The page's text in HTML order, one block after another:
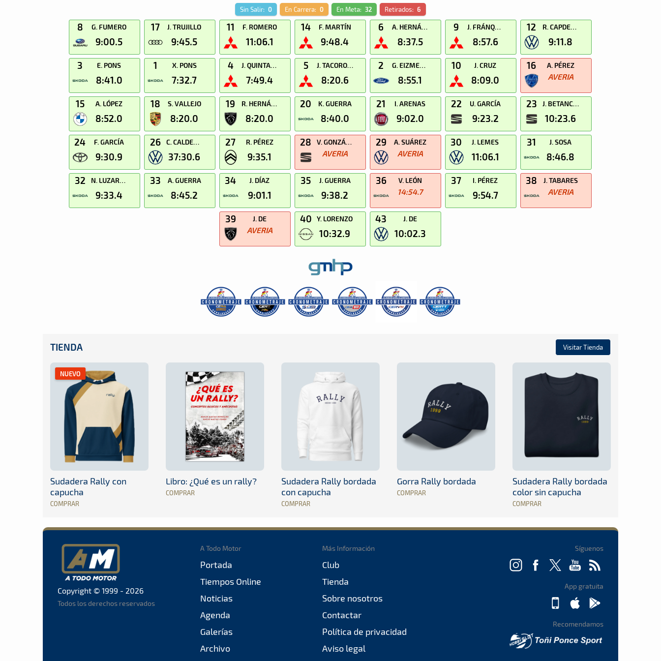
Sin Salir: 0 En Carrera: 0 En Meta: 32 Retirados: 6
8 G. FUMERO
9:00.5
17 J. TRUJILLO
9:45.5
11 F. ROMERO
11:06.1
14 F. MARTÍN
9:48.4
6 A. HERNÁNDEZ
8:37.5
9 J. FRÁNQUIZ
8:57.6
12 R. CAPDEVILA
9:11.8
3 E. PONS
8:41.0
1 X. PONS
7:32.7
4 J. QUINTANA
7:49.4
5 J. TACORONTE
8:20.6
2 G. EIZMENDI
8:55.1
10 J. CRUZ
8:09.0
16 A. PÉREZ
AVERIA
15 A. LÓPEZ
8:52.0
18 S. VALLEJO
8:20.0
19 R. HERNÁNDEZ
8:20.0
20 K. GUERRA
8:40.0
21 I. ARENAS
9:02.0
22 U. GARCÍA
9:23.2
23 J. BETANCORT
10:23.6
24 F. GARCÍA
9:30.9
26 C. CALDERÍN
37:30.6
27 R. PÉREZ
9:35.1
28 V. GONZÁLEZ
AVERIA
29 A. SUÁREZ
AVERIA
30 J. LEMES
11:06.1
31 J. SOSA
8:46.8
32 N. LUZARDO
9:33.4
33 A. GUERRA
8:45.2
34 J. DÍAZ
9:01.1
35 J. GUERRA
9:38.2
36 V. LEÓN
14:54.7
37 I. PÉREZ
9:54.7
38 J. TABARES
AVERIA
39 J. DE
AVERIA
40 Y. LORENZO
10:32.9
43 J. DE
10:02.3
TIENDA Visitar Tienda
NUEVO
Sudadera Rally con
capucha
COMPRAR
Libro: ¿Qué es un rally?
COMPRAR
Sudadera Rally bordada
con capucha
COMPRAR
Gorra Rally bordada
COMPRAR
Sudadera Rally bordada
color sin capucha
COMPRAR
Copyright © 1999 - 2026
Todos los derechos reservados
A Todo Motor
Portada
Tiempos Online
Noticias
Agenda
Galerías
Archivo
Más Información
Club
Tienda
Sobre nosotros
Contactar
Política de privacidad
Aviso legal
Síguenos
App gratuita
Recomendamos